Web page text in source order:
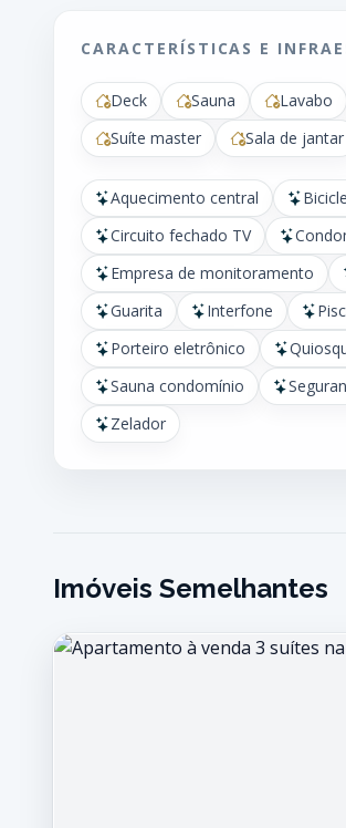
CARACTERÍSTICAS E
Deck Sauna Lavabo
Suíte master
Sala de jantar
Aquecimento central
Circuito fechado TV
Empresa de monitoramento
Guarita
Interfone
Porteiro eletrônico
Sauna condomínio
Zelador
Imóveis Semelhantes